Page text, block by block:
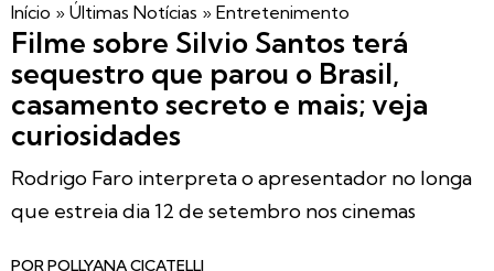
Início » Últimas Notícias » Entretenimento
Filme sobre Silvio Santos terá
sequestro que parou o Brasil,
casamento secreto e mais; veja
curiosidades
Rodrigo Faro interpreta o apresentador no longa
que estreia dia 12 de setembro nos cinemas
PORPOLLYANA CICATELLI